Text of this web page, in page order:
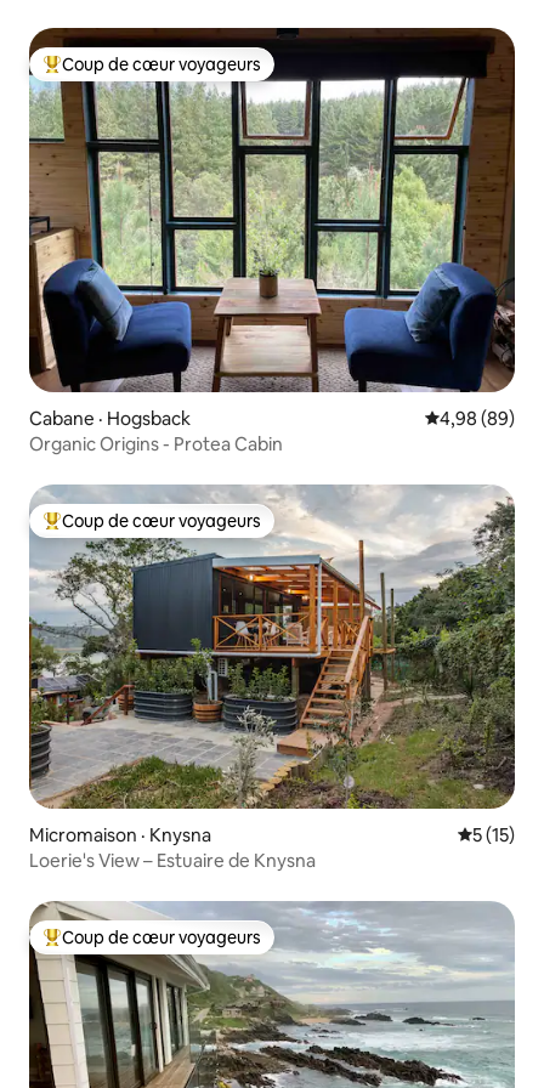
Coup de cœur voyageurs parmi les plus aimés
Coup de cœur voyageurs
Cabane · Hogsback Note
4,98 (89)
Organic Origins - Protea Cabin
Coup de cœur voyageurs parmi les plus aimés
Coup de cœur voyageurs
Micromaison · Knysna Note
5 (15)
Loerie's View – Estuaire de Knysna
Coup de cœur voyageurs parmi les plus aimés
Coup de cœur voyageurs